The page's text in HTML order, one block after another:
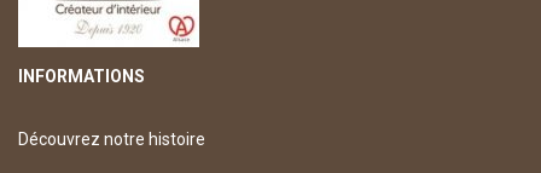
INFORMATIONS
Découvrez notre histoire